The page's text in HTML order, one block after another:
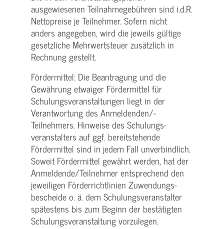
ausgewiesenen Teilnahmegebühren sind i.d.R.
Nettopreise je Teilnehmer. Sofern nicht
anders angegeben, wird die jeweils gültige
gesetzliche Mehrwertsteuer zusätzlich in
Rechnung gestellt.
Fördermittel: Die Beantragung und die
Gewährung etwaiger Fördermittel für
Schulungs­veranstaltungen liegt in der
Verantwortung des Anmeldenden/­
Teilnehmers. Hinweise des Schulungs­
veranstalters auf ggf. bereitstehende
Fördermittel sind in jedem Fall unverbindlich.
Soweit Fördermittel gewährt werden, hat der
Anmeldende/­Teilnehmer entsprechend den
jeweiligen Förderrichtlinien Zuwendungs­
bescheide o. ä. dem Schulungs­veranstalter
spätestens bis zum Beginn der bestätigten
Schulungs­veranstaltung vorzulegen.